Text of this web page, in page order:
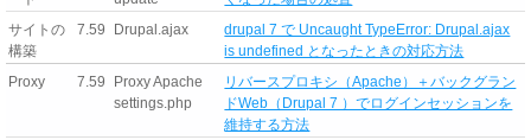
サイトの
構築
7.59 Drupal.ajax
drupal 7 で Uncaught TypeError: Drupal.ajax
is undefined となったときの対応方法
Proxy
7.59
Proxy Apache
settings.php
リバースプロキシ（Apache）＋バックグラン
ドWeb（Drupal 7 ）でログインセッションを
維持する方法